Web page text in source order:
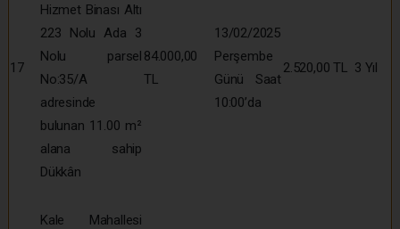
17
Hizmet Binası Altı
223 Nolu Ada 3
Nolu parsel
No:35/A
adresinde
bulunan 11.00 m²
alana sahip
Dükkân
84.000,00
TL
13/02/2025
Perşembe
Günü Saat
10:00’da
2.520,00 TL 3 Yıl
Kale Mahallesi